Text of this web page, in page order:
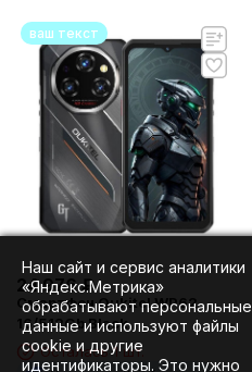
ваш текст
24 976 ₽
Смартфон Oukitel WP62
16/512Gb Black
Осталась 1 шт.
Наш сайт и сервис аналитики
«Яндекс.Метрика»
обрабатывают персональные
данные и используют файлы
cookie и другие
идентификаторы. Это нужно